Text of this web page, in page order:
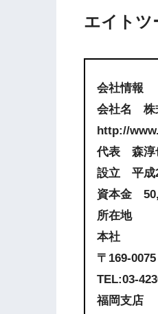
エイトツ
会社情報
会社名 株
http://
代表 森淳
設立 平成
資本金
所在地
本社
〒169-
TEL:03-
福岡支店